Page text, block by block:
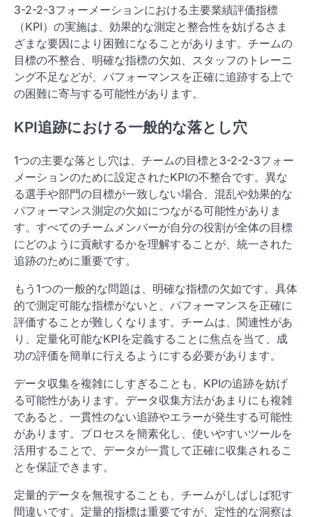
3-2-2-3フォーメーションにおける主要業績評価指標
（KPI）の実施は、効果的な測定と整合性を妨げるさま
ざまな要因により困難になることがあります。チームの
目標の不整合、明確な指標の欠如、スタッフのトレーニ
ング不足などが、パフォーマンスを正確に追跡する上で
の困難に寄与する可能性があります。
KPI追跡における一般的な落とし穴
1つの主要な落とし穴は、チームの目標と3-2-2-3フォー
メーションのために設定されたKPIの不整合です。異な
る選手や部門の目標が一致しない場合、混乱や効果的な
パフォーマンス測定の欠如につながる可能性がありま
す。すべてのチームメンバーが自分の役割が全体の目標
にどのように貢献するかを理解することが、統一された
追跡のために重要です。
もう1つの一般的な問題は、明確な指標の欠如です。具体
的で測定可能な指標がないと、パフォーマンスを正確に
評価することが難しくなります。チームは、関連性があ
り、定量化可能なKPIを定義することに焦点を当て、成
功の評価を簡単に行えるようにする必要があります。
データ収集を複雑にしすぎることも、KPIの追跡を妨げ
る可能性があります。データ収集方法があまりにも複雑
であると、一貫性のない追跡やエラーが発生する可能性
があります。プロセスを簡素化し、使いやすいツールを
活用することで、データが一貫して正確に収集されるこ
とを保証できます。
定量的データを無視することも、チームがしばしば犯す
間違いです。定量的指標は重要ですが、定性的な洞察は